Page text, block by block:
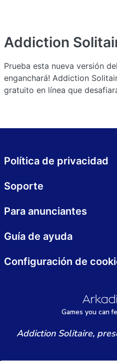
Addiction
Prueba esta nueva versión
enganchará! Addiction
gratuito en línea que
Games you canf
Política de privacidad
Soporte
Para anunciantes
Guía de ayuda
Configuración de
Addiction Solitaire,